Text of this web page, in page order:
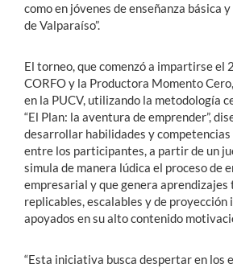
como en jóvenes de enseñanza básica
de Valparaíso”.
El torneo, que comenzó a impartirse el
CORFO y la Productora Momento
en la PUCV, utilizando la metodología
“El Plan: la aventura de emprender”,
desarrollar habilidades y competencias
entre los participantes, a partir de un
simula de manera lúdica el proceso de
empresarial y que genera
replicables, escalables y de proyección
apoyados en su alto contenido
“Esta iniciativa busca despertar en los